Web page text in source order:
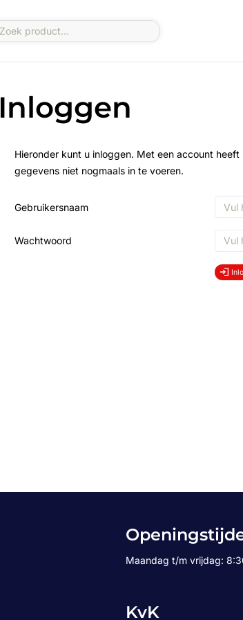
Inloggen
Hieronder kunt u inloggen. Met een account
gegevens niet nogmaals in te voeren.
Gebruikersnaam
Wachtwoord
Maandag t/m vrijdag:
KvK